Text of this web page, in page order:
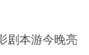
剧本游今晚亮